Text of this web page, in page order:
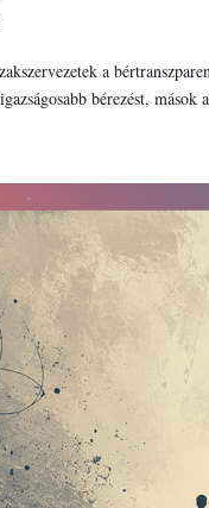
a
bérezést,